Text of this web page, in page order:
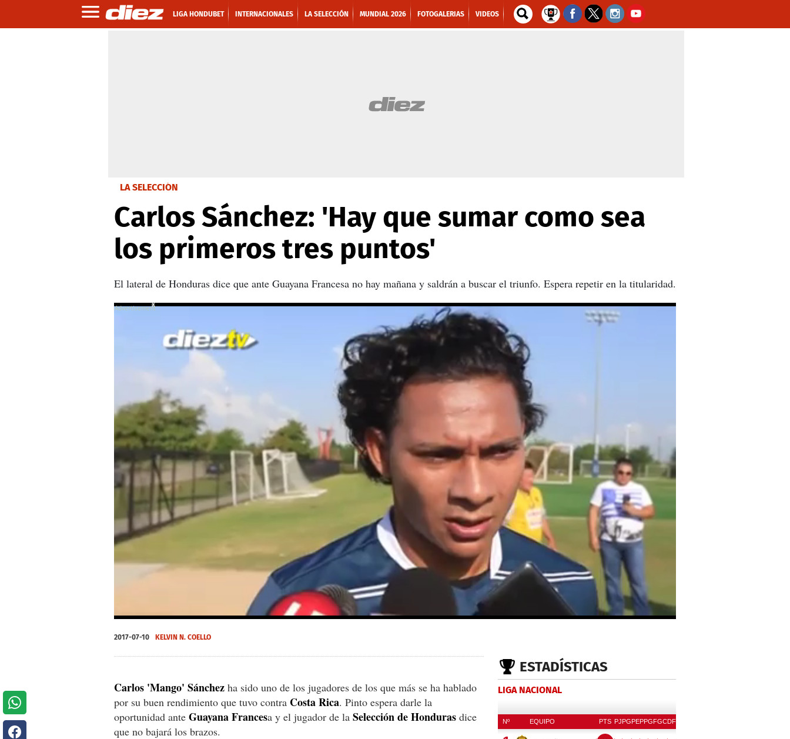
LIGA HONDUBET INTERNACIONALES LA SELECCIÓN MUNDIAL 2026 FOTOGALERIAS VIDEOS
LA SELECCIÓN
Carlos Sánchez: 'Hay que sumar como sea
los primeros tres puntos'
El lateral de Honduras dice que ante Guayana Francesa no hay mañana y saldrán a buscar el triunfo. Espera repetir en la titularidad.
seconds
of
X
2017-07-10 KELVIN N. COELLO
Carlos 'Mango' Sánchez ha sido uno de los jugadores de los que más se ha hablado
por su buen rendimiento que tuvo contra Costa Rica. Pinto espera darle la
oportunidad ante Guayana Francesa y el jugador de la Selección de Honduras dice
que no bajará los brazos.
ESTADÍSTICAS
LIGA NACIONAL